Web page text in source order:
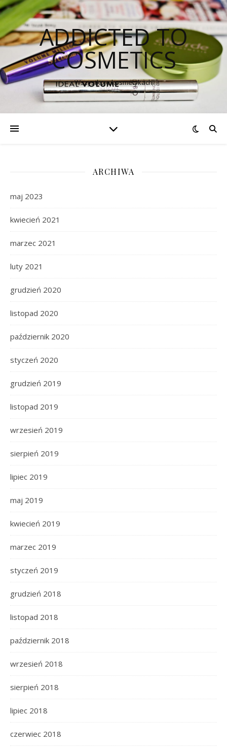
ADDICTED TO
COSMETICS
Wszystko o kosmetykach
ARCHIWA
maj 2023
kwiecień 2021
marzec 2021
luty 2021
grudzień 2020
listopad 2020
październik 2020
styczeń 2020
grudzień 2019
listopad 2019
wrzesień 2019
sierpień 2019
lipiec 2019
maj 2019
kwiecień 2019
marzec 2019
styczeń 2019
grudzień 2018
listopad 2018
październik 2018
wrzesień 2018
sierpień 2018
lipiec 2018
czerwiec 2018